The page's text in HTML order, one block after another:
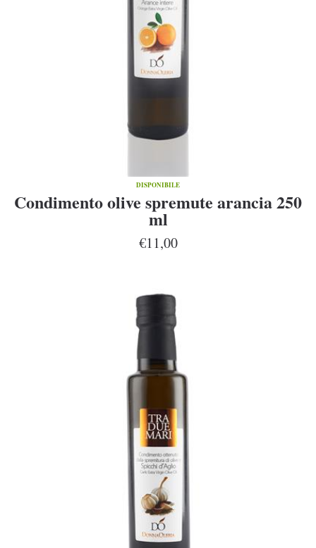
DISPONIBILE
Condimento olive spremute arancia 250
ml
€11,00